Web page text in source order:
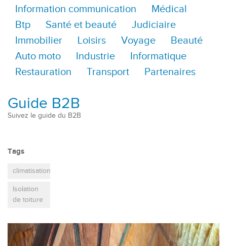
Information communication
Médical
Btp
Santé et beauté
Judiciaire
Immobilier
Loisirs Voyage
Beauté
Auto moto
Industrie
Informatique
Restauration
Transport Partenaires
Guide B2B
Suivez le guide du B2B
Tags
climatisation
Isolation
de toiture